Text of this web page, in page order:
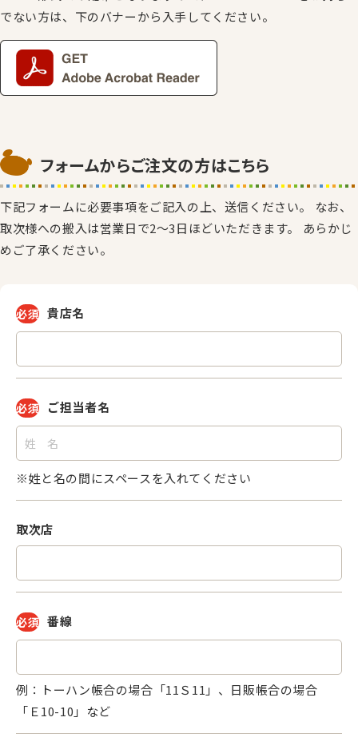
でない方は、下のバナーから入手してください。
フォームからご注文の方はこちら
下記フォームに必要事項をご記入の上、送信ください。 なお、
取次様への搬入は営業日で2〜3日ほどいただきます。 あらかじ
めご了承ください。
必須 貴店名
必須 ご担当者名
※姓と名の間にスペースを入れてください
取次店
必須 番線
例：トーハン帳合の場合「11Ｓ11」、日販帳合の場合
「Ｅ10-10」など